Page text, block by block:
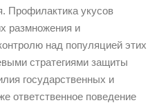
Профилактика укусов
размножения и
над популяцией этих
стратегиями защиты
государственных и
ответственное поведение